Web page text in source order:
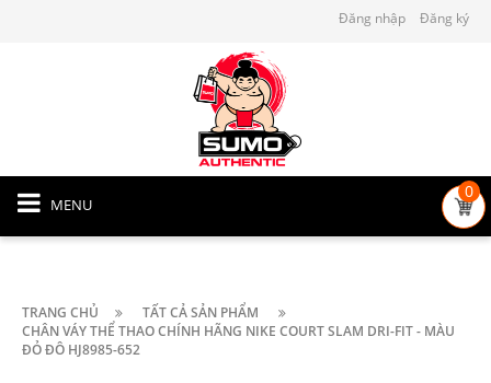
Đăng nhập Đăng ký
MENU
0
TRANG CHỦ
TẤT CẢ SẢN PHẨM
CHÂN VÁY THỂ THAO CHÍNH HÃNG NIKE COURT SLAM DRI-FIT - MÀU
ĐỎ ĐÔ HJ8985-652